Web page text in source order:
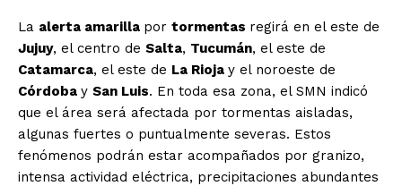
La alerta amarilla por tormentas regirá en el este de
Jujuy, el centro de Salta, Tucumán, el este de
Catamarca, el este de La Rioja y el noroeste de
Córdoba y San Luis. En toda esa zona, el SMN indicó
que el área será afectada por tormentas aisladas,
algunas fuertes o puntualmente severas. Estos
fenómenos podrán estar acompañados por granizo,
intensa actividad eléctrica, precipitaciones abundantes